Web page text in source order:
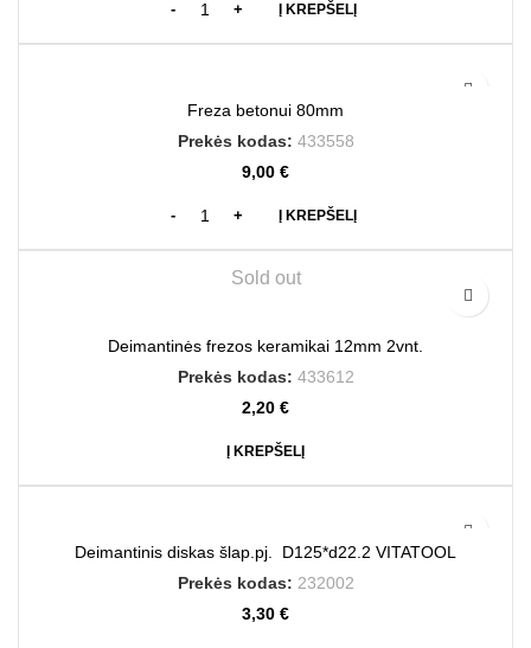
Į KREPŠELĮ
Freza betonui 80mm
Prekės kodas: 433558
9,00 €
Į KREPŠELĮ
Sold out
Deimantinės frezos keramikai 12mm 2vnt.
Prekės kodas: 433612
2,20 €
Į KREPŠELĮ
Deimantinis diskas šlap.pj. D125*d22.2 VITATOOL
Prekės kodas: 232002
3,30 €